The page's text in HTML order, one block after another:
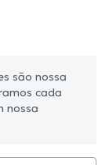
são nossa
cada
nossa